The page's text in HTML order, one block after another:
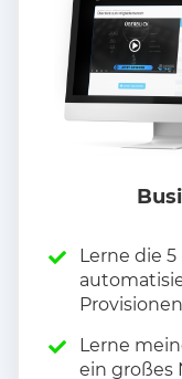
Lerne die
Lerne
ein großes